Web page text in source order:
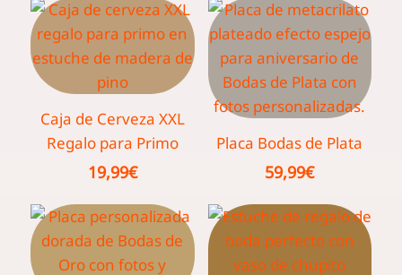
Caja de Cerveza XXL
Regalo para Primo
19,99€
Placa Bodas de Plata
59,99€